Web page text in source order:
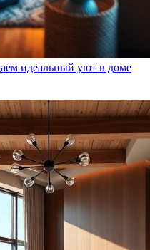
идеальный уют в доме